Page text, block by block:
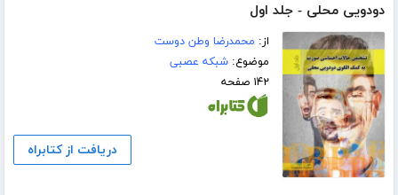
دودویی محلی - جلد اول
از: محمدرضا وطن دوست
موضوع:شبکه عصبی
۱۴۲ صفحه
دریافت از کتابراه